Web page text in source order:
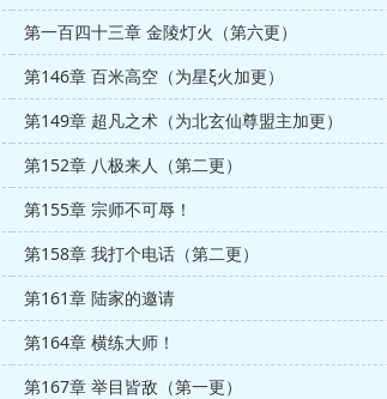
第一百四十三章 金陵灯火（第六更）
第146章 百米高空（为星ξ火加更）
第149章 超凡之术（为北玄仙尊盟主加更）
第152章 八极来人（第二更）
第155章 宗师不可辱！
第158章 我打个电话（第二更）
第161章 陆家的邀请
第164章 横练大师！
第167章 举目皆敌（第一更）